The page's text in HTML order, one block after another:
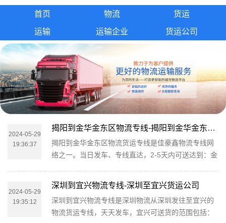
首页 物流 货运
运输 运输企业 货运公司
2024-05-29
19:36:37
揭阳到金华金东区物流专线-揭阳到金华金东区货运公司
揭阳到金华金东区物流货运专线是佳豪鑫物流专线网
络之一。当日发车、专线直达，2-5天内可送达到：金
担运输、大票货运输、大件运输、设备运输、集装箱
运输、轿车托运、摩托车托运、酒水托运、搬家服
务、长途搬家、专线运输、第三方物流承包等服务。
市内上门服务，提供各种货物包装。您只需一个电
2024-05-29
19:35:12
深圳到宜兴物流专线-深圳至宜兴货运公司
深圳到宜兴物流专线是深圳物流从深圳发往至宜兴的
物流货运专线，天天发车，宜兴可送货的范围包括：